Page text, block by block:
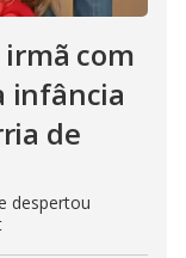
com
infância
de
despertou